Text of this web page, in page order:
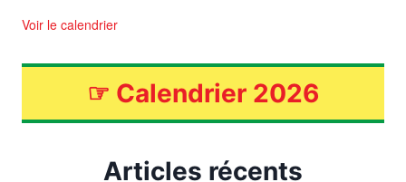
Voir le calendrier
☞ Calendrier 2026
Articles récents